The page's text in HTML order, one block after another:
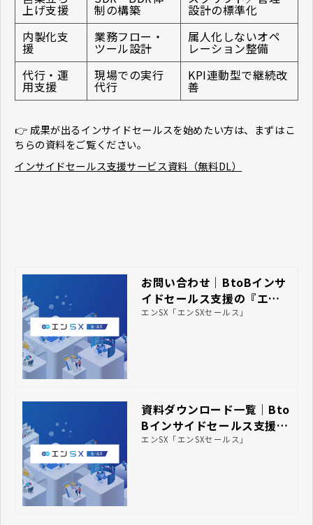
上げ支援 制の構築
設計の標準化
内製化支
援
業務フロー・
ツール設計
属人化しないオペ
レーション整備
代行・運
用支援
現場での実行
代行
KPI連動型で継続改
善
👉 成果が出るインサイドセールスを始めたい方は、まずはこ
ちらの資料をご覧ください。
インサイドセールス支援サービス資料（無料DL）
お問い合わせ｜BtoBインサ
イドセールス支援の『エンS
X』エンSX株式会社
エンSX「エンSXセールス」
資料ダウンロード一覧｜Bto
Bインサイドセールス支援の
『エンSX』エンSX株式会社
エンSX「エンSXセールス」